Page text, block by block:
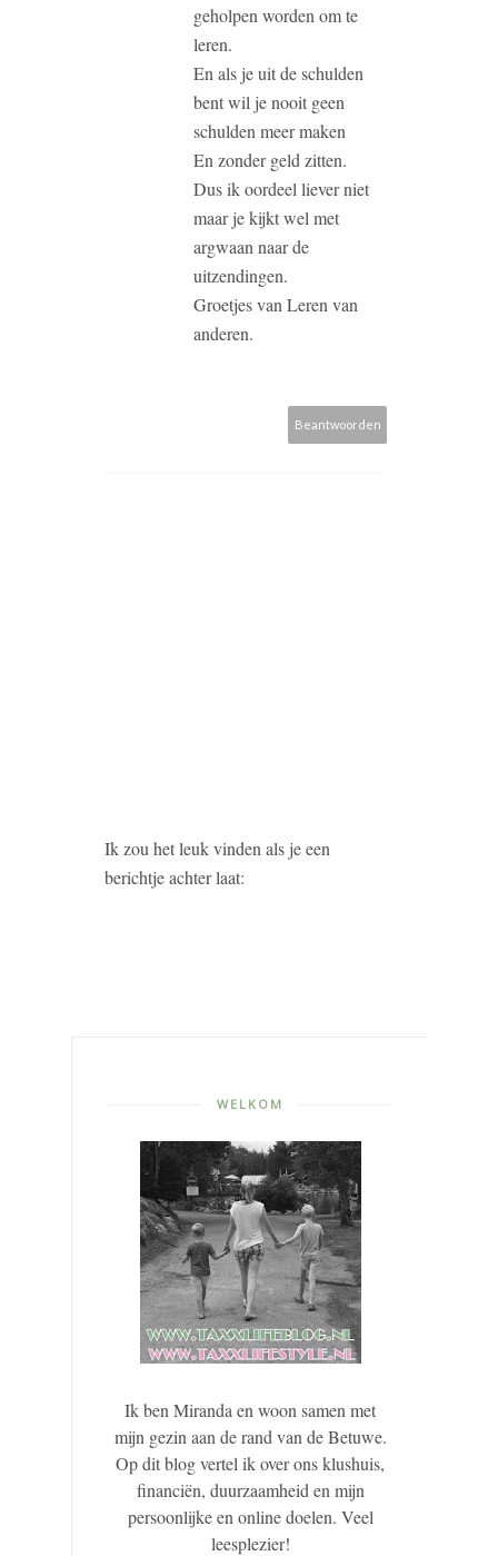
geholpen worden om te
leren.
En als je uit de schulden
bent wil je nooit geen
schulden meer maken
En zonder geld zitten.
Dus ik oordeel liever niet
maar je kijkt wel met
argwaan naar de
uitzendingen.
Groetjes van Leren van
anderen.
Beantwoorden
Ik zou het leuk vinden als je een
berichtje achter laat:
WELKOM
Ik ben Miranda en woon samen met
mijn gezin aan de rand van de Betuwe.
Op dit blog vertel ik over ons klushuis,
financiën, duurzaamheid en mijn
persoonlijke en online doelen. Veel
leesplezier!